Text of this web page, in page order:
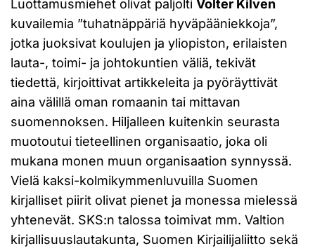
Luottamusmiehet olivat paljolti Volter Kilven
kuvailemia ”tuhatnäppäriä hyväpääniekkoja”,
jotka juoksivat koulujen ja yliopiston, erilaisten
lauta-, toimi- ja johtokuntien väliä, tekivät
tiedettä, kirjoittivat artikkeleita ja pyöräyttivät
aina välillä oman romaanin tai mittavan
suomennoksen. Hiljalleen kuitenkin seurasta
muotoutui tieteellinen organisaatio, joka oli
mukana monen muun organisaation synnyssä.
Vielä kaksi-kolmikymmenluvuilla Suomen
kirjalliset piirit olivat pienet ja monessa mielessä
yhtenevät. SKS:n talossa toimivat mm. Valtion
kirjallisuuslautakunta, Suomen Kirjailijaliitto sekä